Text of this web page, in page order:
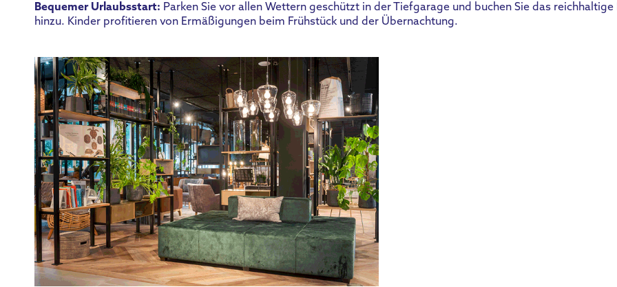
Bequemer Urlaubsstart: Parken Sie vor allen Wettern geschützt in der Tiefgarage und buchen Sie das
hinzu. Kinder profitieren von Ermäßigungen beim Frühstück und der Übernachtung.